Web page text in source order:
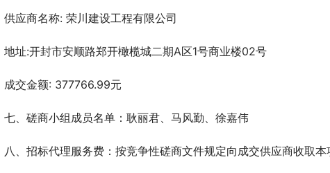
供应商名称: 荣川建设工程有限公司
地址:开封市安顺路郑开橄榄城二期A区1号商业楼02号
成交金额: 377766.99元
七、磋商小组成员名单：耿丽君、马风勤、徐嘉伟
八、招标代理服务费：按竞争性磋商文件规定向成交供应商收取